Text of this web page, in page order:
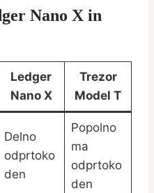
Nano X in
Ledger
Nano X
Trezor
Model T
Delno
odprtoko
den
Popolno
ma
odprtoko
den